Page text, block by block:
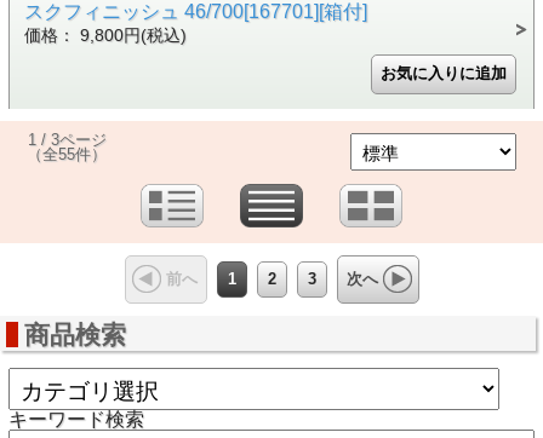
スクフィニッシュ 46/700[167701][箱付]
価格： 9,800円(税込)
1 / 3ページ
（全55件）
前へ 1 2 3 次へ
商品検索
キーワード検索